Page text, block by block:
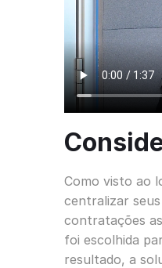
Como visto ao
centralizar
contratações
foi escolhida
resultado, a